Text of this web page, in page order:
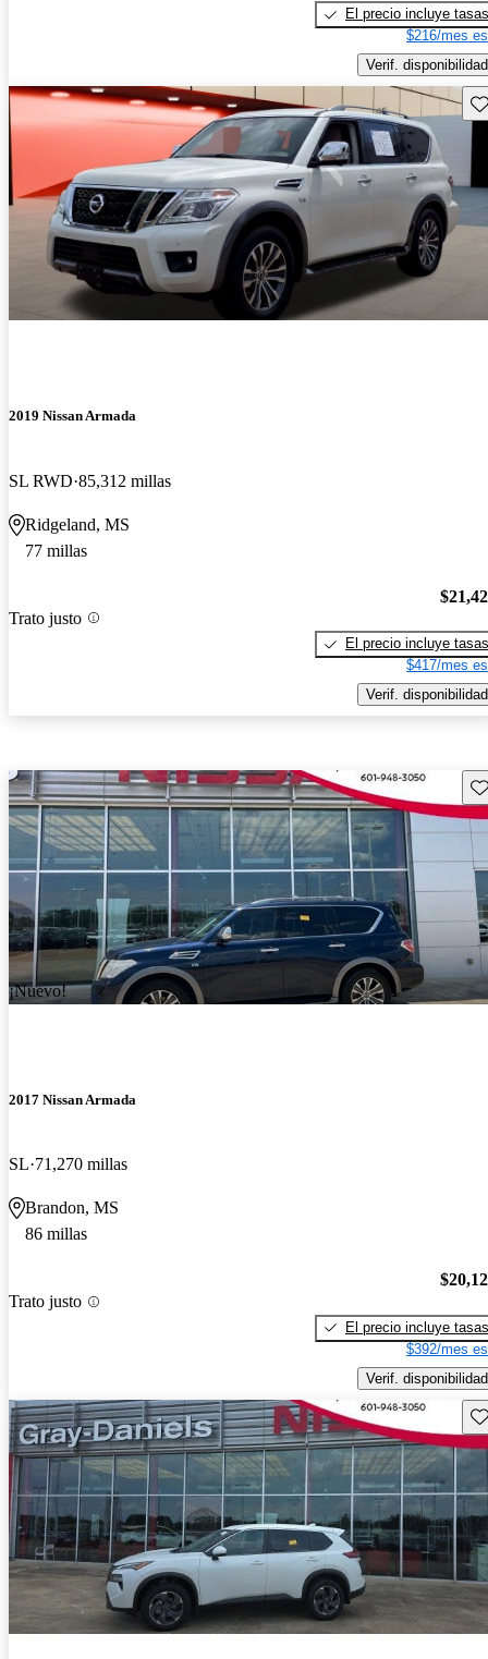
El precio incluye tasas
$216/mes
Verif. disponibilidad
2019 Nissan Armada
SL RWD 85,312 millas
Ridgeland, MS
77 millas
Trato justo
El precio incluye tasas
$417/mes
Verif. disponibilidad
¡Nuevo!
2017 Nissan Armada
SL 71,270 millas
Brandon, MS
86 millas
Trato justo
El precio incluye tasas
$392/mes
Verif. disponibilidad